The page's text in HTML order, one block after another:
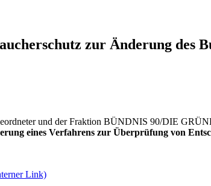
zur Änderung des
und der Fraktion BÜNDNIS 90/DIE
eines Verfahrens zur Überprüfung von
Link)